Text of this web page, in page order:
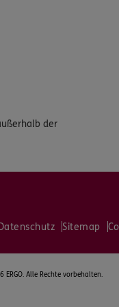
der
Datenschutz Sitemap
ERGO. Alle Rechte vorbehalten.